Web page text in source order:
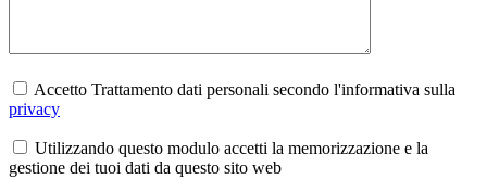
Accetto Trattamento dati personali secondo l'informativa sulla
privacy
Utilizzando questo modulo accetti la memorizzazione e la
gestione dei tuoi dati da questo sito web